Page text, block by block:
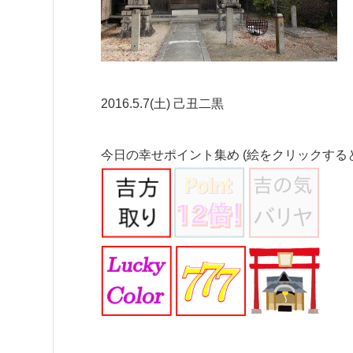
2016.5.7(土) 己丑二黒
今日の幸せポイント集め (絵をクリックする